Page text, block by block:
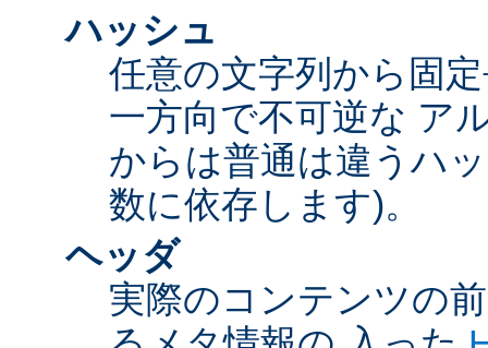
ハッシュ
任意の文字列から固
一方向で不可逆な ア
からは普通は違うハ
数に依存します)。
ヘッダ
実際のコンテンツの